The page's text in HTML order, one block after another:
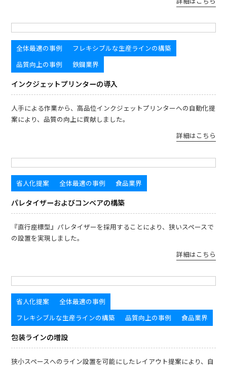
全体最適の事例
フレキシブルな生産ラインの構築
品質向上の事例
鉄鋼業界
インクジェットプリンターの導入
人手による作業から、高品位インクジェットプリンターへの自動化提
案により、品質の向上に貢献しました。
詳細はこちら
省人化提案 全体最適の事例 食品業界
パレタイザーおよびコンベアの構築
『直行座標型』パレタイザーを採用することにより、狭いスペースで
の設置を実現しました。
詳細はこちら
省人化提案
全体最適の事例
フレキシブルな生産ラインの構築
品質向上の事例 食品業界
包装ラインの増設
狭小スペースへのライン設置を可能にしたレイアウト提案により、自